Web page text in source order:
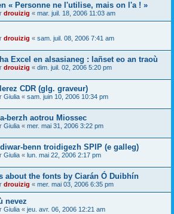
« Personne ne l'utilise, mais on l'a ! »
drouizig « mar. juil. 18, 2006 11:03 am
drouizig « sam. juil. 08, 2006 7:41 am
Excel en alsasianeg : lañset eo an traoù
drouizig « dim. juil. 02, 2006 5:20 pm
CDR (glg. graveur)
Giulia « sam. juin 10, 2006 10:34 pm
berzh aotrou Miossec
Giulia « mer. mai 31, 2006 3:22 pm
benn troidigezh SPIP (e galleg)
Giulia « lun. mai 22, 2006 2:17 pm
about the fonts by Ciarán Ó Duibhín
drouizig « mer. mai 03, 2006 6:35 pm
nevez
Giulia « jeu. avr. 06, 2006 12:21 am